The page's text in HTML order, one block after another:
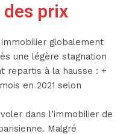
des prix
globalement
une légère stagnation
repartis à la hausse : +
en 2021 selon
dans l’immobilier de
Malgré